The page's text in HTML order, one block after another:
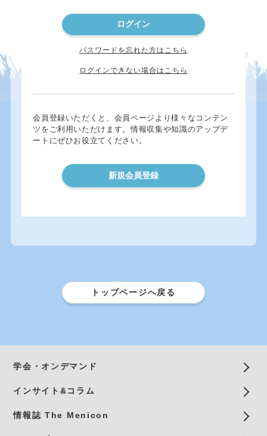
パスワードを忘れた方はこちら
ログインできない場合はこちら
会員登録いただくと、会員ページより様々なコンテン
ツをご利用いただけます。情報収集や知識のアップデ
ートにぜひお役立てください。
新規会員登録
トップページへ戻る
学会・オンデマンド
インサイト&コラム
情報誌 The Menicon